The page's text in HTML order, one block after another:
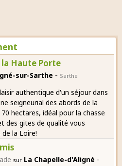
la Haute Porte
sur-Sarthe - Sarthe
authentique d'un séjour dans
seigneurial des abords de la
hectares, idéal pour la chasse
des gites de qualité vous
la Loire!
sur La Chapelle-d'Aligné -